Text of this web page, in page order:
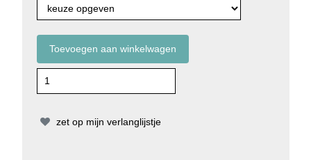
zet op mijn verlanglijstje